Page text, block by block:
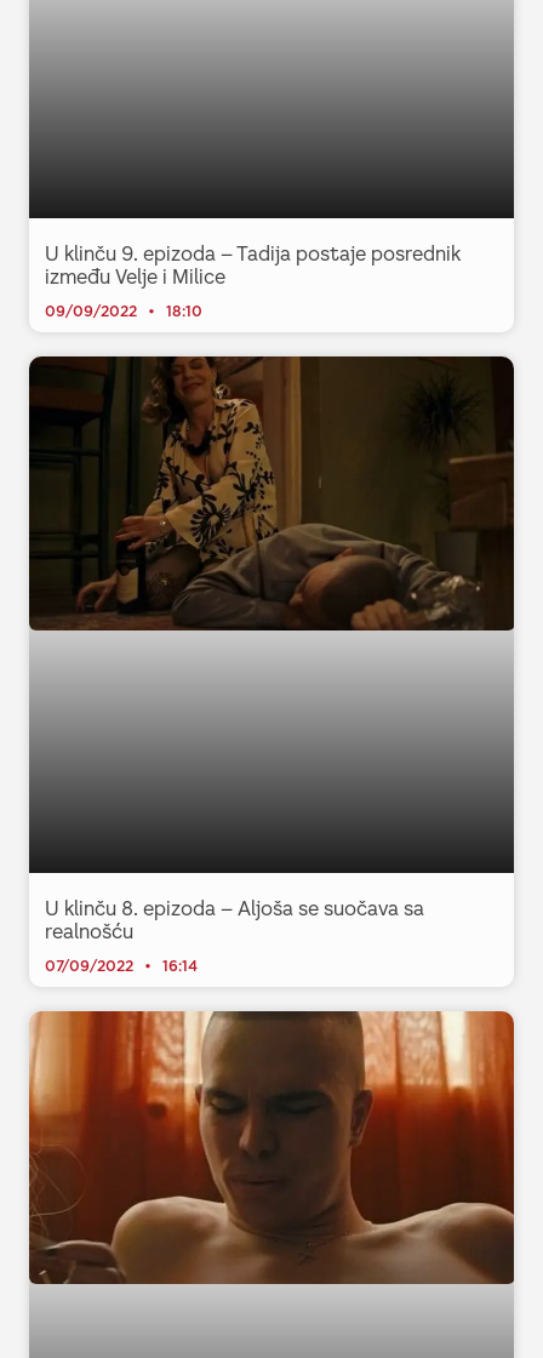
U klinču 9. epizoda – Tadija postaje posrednik
između Velje i Milice
09/09/2022 18:10
U klinču 8. epizoda – Aljoša se suočava sa
realnošću
07/09/2022 16:14